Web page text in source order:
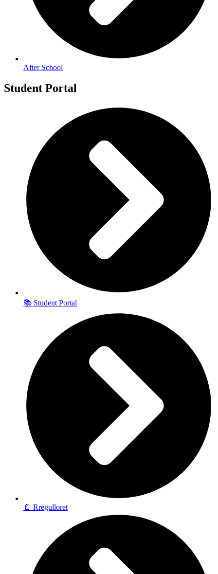
After School
Student Portal
📚 Student Portal
📄 Rregulloret